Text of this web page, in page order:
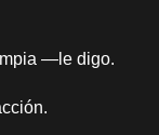
—le digo.